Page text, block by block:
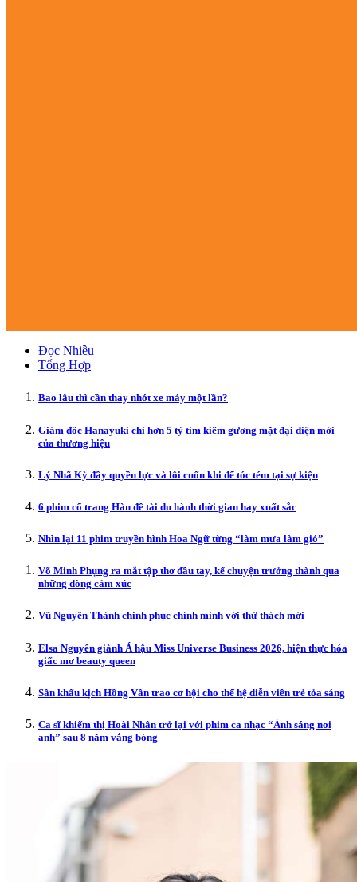
Đọc Nhiều
Tổng Hợp
Bao lâu thì cần thay nhớt xe máy một lần?
Giám đốc Hanayuki chi hơn 5 tỷ tìm kiếm gương mặt đại diện mới
của thương hiệu
Lý Nhã Kỳ đầy quyền lực và lôi cuốn khi để tóc tém tại sự kiện
6 phim cổ trang Hàn đề tài du hành thời gian hay xuất sắc
Nhìn lại 11 phim truyền hình Hoa Ngữ từng “làm mưa làm gió”
Võ Minh Phụng ra mắt tập thơ đầu tay, kể chuyện trưởng thành qua
những dòng cảm xúc
Vũ Nguyên Thành chinh phục chính mình với thử thách mới
Elsa Nguyễn giành Á hậu Miss Universe Business 2026, hiện thực hóa
giấc mơ beauty queen
Sân khấu kịch Hồng Vân trao cơ hội cho thế hệ diễn viên trẻ tỏa sáng
Ca sĩ khiếm thị Hoài Nhân trở lại với phim ca nhạc “Ánh sáng nơi
anh” sau 8 năm vắng bóng